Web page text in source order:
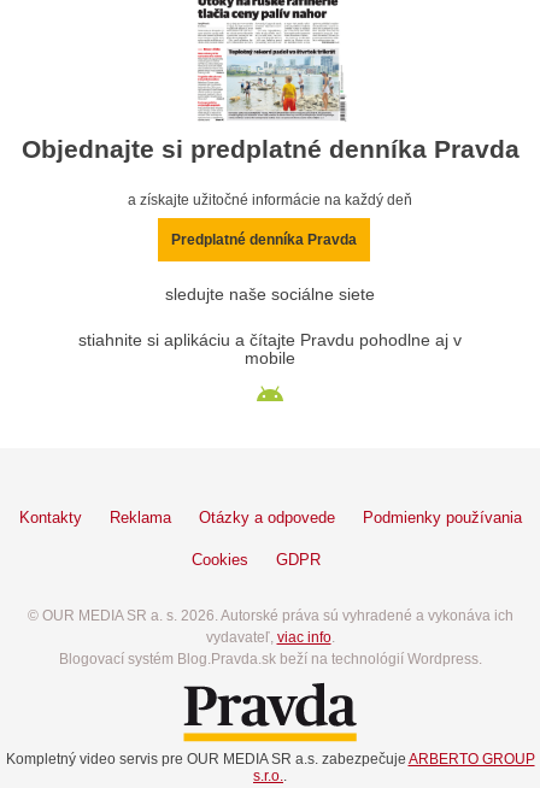
Objednajte si predplatné denníka Pravda
a získajte užitočné informácie na každý deň
Predplatné denníka Pravda
sledujte naše sociálne siete
stiahnite si aplikáciu a čítajte Pravdu pohodlne aj v
mobile
Kontakty Reklama Otázky a odpovede Podmienky používania
Cookies GDPR
© OUR MEDIA SR a. s. 2026. Autorské práva sú vyhradené a vykonáva ich
vydavateľ, viac info.
Blogovací systém Blog.Pravda.sk beží na technológií Wordpress.
Kompletný video servis pre OUR MEDIA SR a.s. zabezpečuje ARBERTO GROUP
s.r.o..